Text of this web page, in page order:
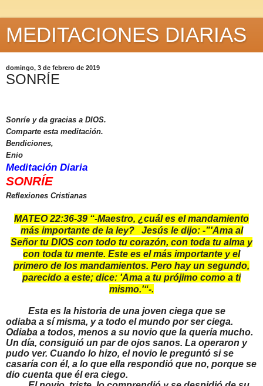
MEDITACIONES DIARIAS
domingo, 3 de febrero de 2019
SONRÍE
Sonríe y da gracias a DIOS.
Comparte esta meditación.
Bendiciones,
Enio
Meditación Diaria
SONRÍE
Reflexiones Cristianas
MATEO 22:36-39 “-Maestro, ¿cuál es el mandamiento
más importante de la ley?
Jesús le dijo: -”'Ama al
Señor tu DIOS con todo tu corazón, con toda tu alma y
con toda tu mente. Este es el más importante y el
primero de los mandamientos. Pero hay un segundo,
parecido a este; dice: 'Ama a tu prójimo como a ti
mismo.'“-.
Esta es la historia de una joven ciega que se
odiaba a sí misma, y a todo el mundo por ser ciega.
Odiaba a todos, menos a su novio que la quería mucho.
Un día, consiguió un par de ojos sanos. La operaron y
pudo ver. Cuando lo hizo, el novio le preguntó si se
casaría con él, a lo que ella respondió que no, porque se
dio cuenta que él era ciego.